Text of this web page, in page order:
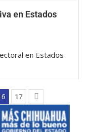
en Estados
en Estados
17